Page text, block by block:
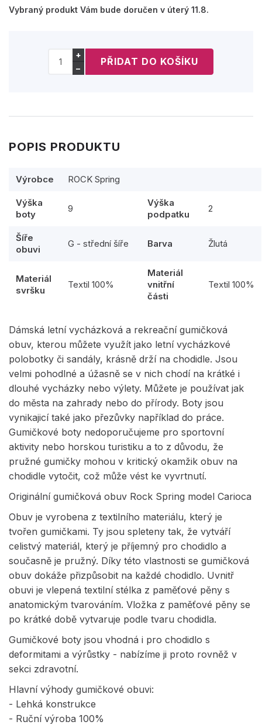
Vybraný produkt Vám bude doručen v úterý 11.8.
+
−
POPIS PRODUKTU
Výrobce ROCK Spring
Výška
boty
9
Výška
podpatku
2
Šíře
obuvi
G - střední šíře Barva Žlutá
Materiál
svršku
Textil 100%
Materiál
vnitřní
části
Textil 100%
Dámská letní vycházková a rekreační gumičková
obuv, kterou můžete využít jako letní vycházkové
polobotky či sandály, krásně drží na chodidle. Jsou
velmi pohodlné a úžasně se v nich chodí na krátké i
dlouhé vycházky nebo výlety. Můžete je používat jak
do města na zahrady nebo do přírody. Boty jsou
vynikajicí také jako přezůvky například do práce.
Gumičkové boty nedoporučujeme pro sportovní
aktivity nebo horskou turistiku a to z důvodu, že
pružné gumičky mohou v kritický okamžik obuv na
chodidle vytočit, což může vést ke vyvrtnutí.
Originální gumičková obuv Rock Spring model Carioca
Obuv je vyrobena z textilního materiálu, který je
tvořen gumičkami. Ty jsou spleteny tak, že vytváří
celistvý materiál, který je příjemný pro chodidlo a
současně je pružný. Díky této vlastnosti se gumičková
obuv dokáže přizpůsobit na každé chodidlo. Uvnitř
obuvi je vlepená textilní stélka z paměťové pěny s
anatomickým tvarováním. Vložka z paměťové pěny se
po krátké době vytvaruje podle tvaru chodidla.
Gumičkové boty jsou vhodná i pro chodidlo s
deformitami a výrůstky - nabízíme ji proto rovněž v
sekci zdravotní.
Hlavní výhody gumičkové obuvi:
- Lehká konstrukce
- Ruční výroba 100%